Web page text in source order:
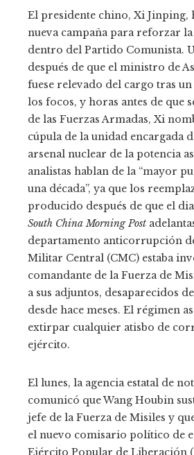
El presidente chino, Xi Jinping,
nueva campaña para reforzar
dentro del Partido Comunista.
después de que el ministro de
fuese relevado del cargo tras
los focos, y horas antes de que
de las Fuerzas Armadas, Xi
cúpula de la unidad encargada
arsenal nuclear de la potencia
analistas hablan de la “mayor
una década”, ya que los
producido después de que el
South China Morning Post
departamento anticorrupción
Militar Central (CMC) estaba
comandante de la Fuerza de
a sus adjuntos, desaparecidos
desde hace meses. El régimen
extirpar cualquier atisbo de
ejército.
El lunes, la agencia estatal de
comunicó que Wang Houbin
jefe de la Fuerza de Misiles y
el nuevo comisario político de
Ejército Popular de Liberación